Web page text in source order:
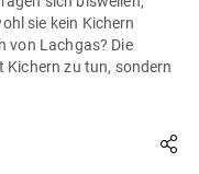
sie kein Kichern
von Lachgas? Die
Kichern zu tun, sondern